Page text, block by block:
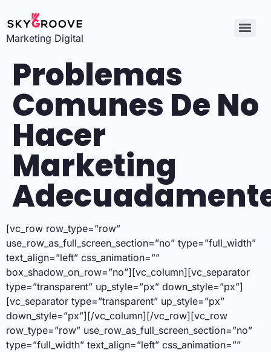
Marketing Digital
Problemas
Comunes De No
Hacer
Marketing
[vc_row row_type=”row”
use_row_as_full_screen_section=”no” type=”full_width”
text_align=”left” css_animation=””
box_shadow_on_row=”no”][vc_column][vc_separator
type=”transparent” up_style=”px” down_style=”px”]
[vc_separator type=”transparent” up_style=”px”
down_style=”px”][/vc_column][/vc_row][vc_row
row_type=”row” use_row_as_full_screen_section=”no”
type=”full_width” text_align=”left” css_animation=””